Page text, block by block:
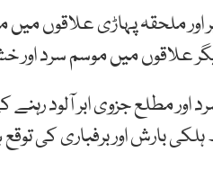
اور ملحقہ پہاڑی علاقوں
علاقوں میں موسم سرد
اور مطلع جزوی ابر آلود
بارش اور برفباری کی